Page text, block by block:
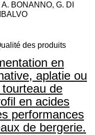
BONANNO, G. DI
des produits
en
aplatie ou
de
en acides
performances
de bergerie.